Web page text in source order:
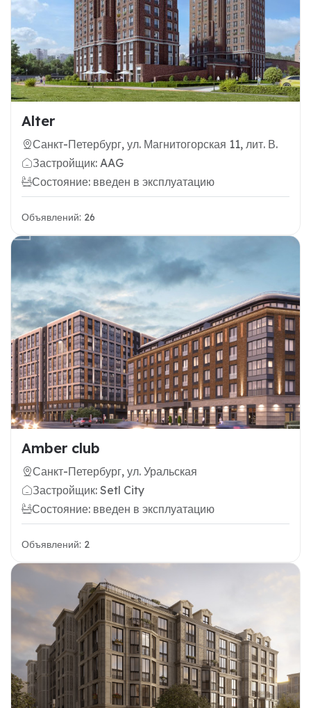
Alter
Санкт-Петербург, ул. Магнитогорская 11, лит. В.
Застройщик: AAG
Состояние: введен в эксплуатацию
Объявлений: 26
Amber club
Санкт-Петербург, ул. Уральская
Застройщик: Setl City
Состояние: введен в эксплуатацию
Объявлений: 2